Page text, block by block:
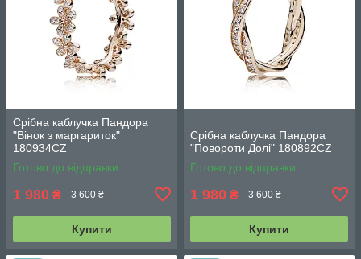
Срібна каблучка Пандора
"Вінок з маргариток"
180934CZ
Готово до відправки
1 980 ₴ 3 600 ₴
Купити
Срібна каблучка Пандора
"Повороти Долі" 180892CZ
Готово до відправки
1 980 ₴ 3 600 ₴
Купити